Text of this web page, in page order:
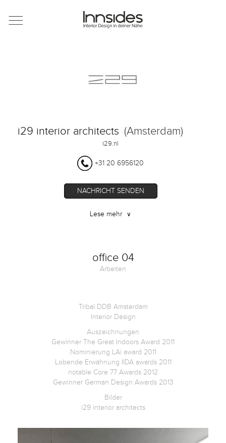
Magazin
Objekte
Über uns
Für Händler
Twitter
Pinterest
Instagram
i29 interior architects (Amsterdam)
i29.nl
+31 20 6956120
NACHRICHT SENDEN
Lese mehr ∨
office 04
Arbeiten
Tribal DDB Amsterdam
Interior Design
Auszeichnungen
Gewinner The Great Indoors Award 2011
Nominierung LAi award 2011
Lobende Erwähnung IIDA awards 2011
notable Core 77 Awards 2012
Gewinner German Design Awards 2013
Bilder
i29 interior architects